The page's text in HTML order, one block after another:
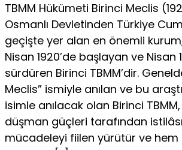
TBMM Hükümeti Birinci Meclis
Osmanlı Devletinden Türkiye
geçişte yer alan en önemli
Nisan 1920’de başlayan ve Nisan
sürdüren Birinci TBMM’dir.
Meclis” ismiyle anılan ve bu
isimle anılacak olan Birinci
düşman güçleri tarafından
mücadeleyi fiilen yürütür ve hem